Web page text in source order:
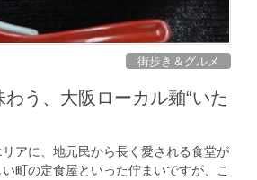
街歩き＆グルメ
う、大阪ローカル麺“いた
アに、地元民から長く愛される食堂が
町の定食屋といった佇まいですが、こ